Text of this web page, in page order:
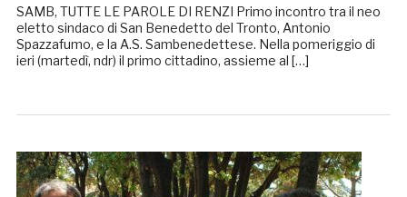
SAMB, TUTTE LE PAROLE DI RENZI Primo incontro tra il neo
eletto sindaco di San Benedetto del Tronto, Antonio
Spazzafumo, e la A.S. Sambenedettese. Nella pomeriggio di
ieri (martedì, ndr) il primo cittadino, assieme al […]